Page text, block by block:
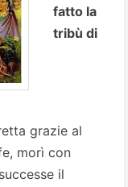
fatto la
tribù di
grazie al
morì con
il